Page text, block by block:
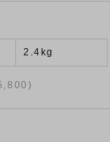
2.4kg